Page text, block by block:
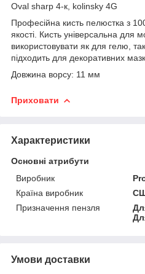
Oval sharp 4-к, kolinsky 4G
Професійна кисть пелюстка з
якості. Кисть універсальна
використовувати як для гелю,
підходить для декоративних
Довжина ворсу: 11 мм
Приховати
Характеристики
Основні атрибути
Виробник
Країна виробник
Призначення пензля
Умови доставки